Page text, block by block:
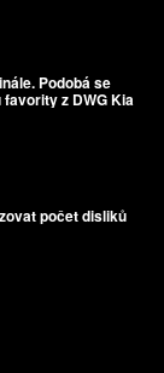
Podobá se
z DWG Kia
počet disliků